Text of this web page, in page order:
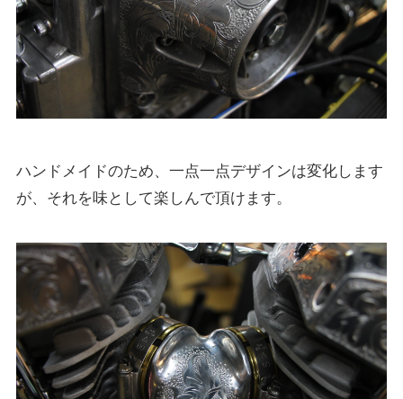
ハンドメイドのため、一点一点デザインは変化します
が、それを味として楽しんで頂けます。